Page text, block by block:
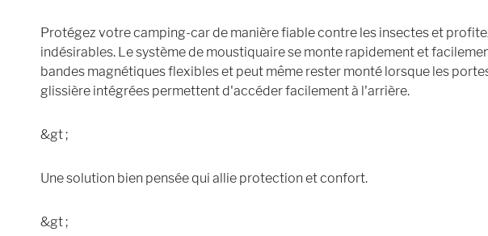
Protégez votre camping-car de manière fiable contre les insectes et
indésirables. Le système de moustiquaire se monte rapidement et
bandes magnétiques flexibles et peut même rester monté lorsque les
glissière intégrées permettent d'accéder facilement à l'arrière.
&gt ;
Une solution bien pensée qui allie protection et confort.
&gt ;